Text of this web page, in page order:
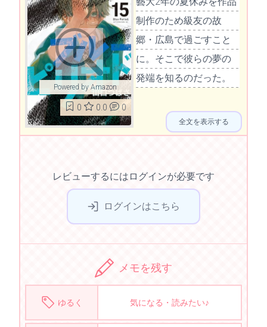
0 0.0 0
Powered by Amazon
制作のため級友の故
郷・広島で過ごすこと
に。そこで彼らの夢の
発端を知るのだった。
全文を表示する
レビューするにはログインが必要です
ログインはこちら
メモを残す
ゆるく 気になる・読みたい♪